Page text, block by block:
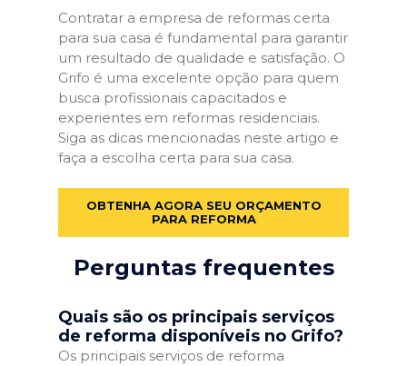
Contratar a empresa de reformas certa
para sua casa é fundamental para garantir
um resultado de qualidade e satisfação. O
Grifo é uma excelente opção para quem
busca profissionais capacitados e
experientes em reformas residenciais.
Siga as dicas mencionadas neste artigo e
faça a escolha certa para sua casa.
OBTENHA AGORA SEU ORÇAMENTO
PARA REFORMA
Perguntas frequentes
Quais são os principais serviços
de reforma disponíveis no Grifo?
Os principais serviços de reforma